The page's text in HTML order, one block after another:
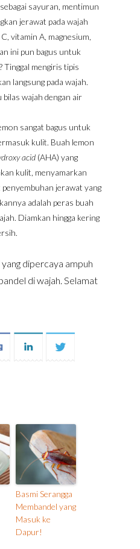
sayuran, mentimun
jerawat pada wajah
vitamin A, magnesium,
ini pun bagus untuk
Tinggal mengiris tipis
langsung pada wajah.
wajah dengan air
sangat bagus untuk
kulit. Buah lemon
acid(AHA) yang
kulit, menyamarkan
jerawat yang
adalah peras buah
Diamkan hingga kering
dipercaya ampuh
di wajah. Selamat
Basmi Serangga
Membandel yang
Masuk ke
Dapur!